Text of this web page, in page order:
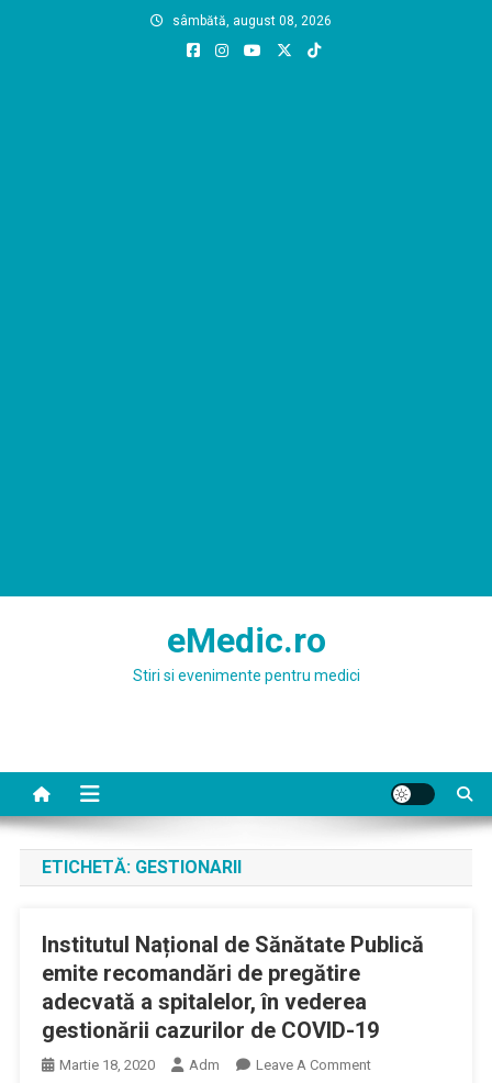
sâmbătă, august 08, 2026
eMedic.ro
Stiri si evenimente pentru medici
ETICHETĂ: GESTIONARII
Institutul Național de Sănătate Publică
emite recomandări de pregătire
adecvată a spitalelor, în vederea
gestionării cazurilor de COVID-19
Martie 18, 2020 Adm Leave A CommentOn